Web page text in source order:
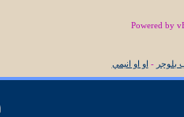
Powered by
بلوجر - او او انيمي